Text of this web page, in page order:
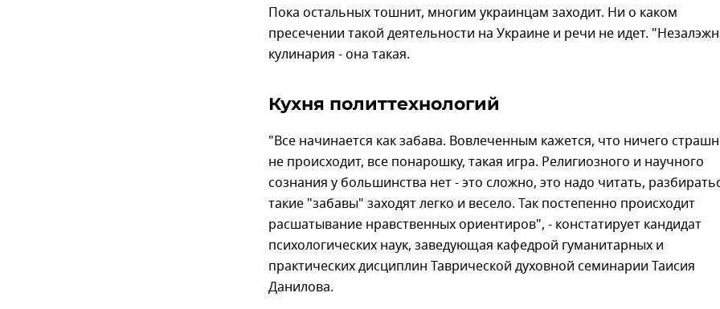
Пока остальных тошнит, многим украинцам заходит. Ни о каком
пресечении такой деятельности на Украине и речи не идет.
кулинария - она такая.
Кухня политтехнологий
"Все начинается как забава. Вовлеченным кажется, что ничего
не происходит, все понарошку, такая игра. Религиозного и научного
сознания у большинства нет - это сложно, это надо читать,
такие "забавы" заходят легко и весело. Так постепенно происходит
расшатывание нравственных ориентиров", - констатирует кандидат
психологических наук, заведующая кафедрой гуманитарных и
практических дисциплин Таврической духовной семинарии Таисия
Данилова.